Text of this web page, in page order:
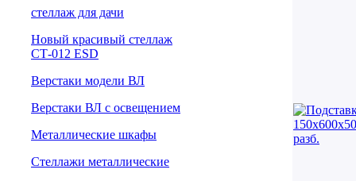
cтеллаж для дачи
Новый красивый стеллаж
СТ-012 ESD
Верстаки модели ВЛ
Верстаки ВЛ с освещением
Металлические шкафы
Стеллажи металлические